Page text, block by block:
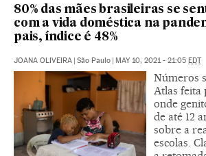
80% das mães brasileiras se
com a vida doméstica na
pais, índice é 48%
JOANA OLIVEIRA | São Paulo | MAY 10, 2021 - 21:05 EDT
Números
Atlas feita
onde
de até 12
sobre a
escolas.